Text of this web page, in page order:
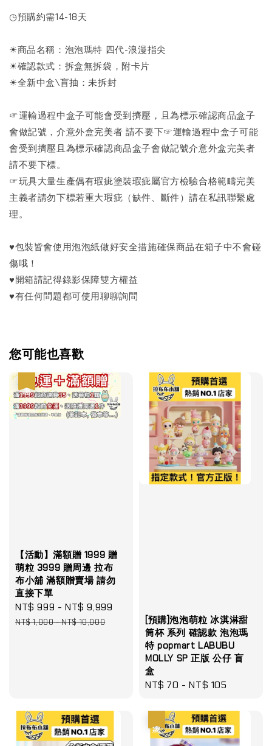
◷預購約需14-18天
☀商品名稱：泡泡瑪特 四代-浪漫指尖
☀確認款式：拆盒無拆袋，附卡片
☀全新中盒\盲抽：未拆封
☞運輸過程中盒子可能會受到擠壓，且為標示確認商品盒子
會做記號，介意外盒完美者 請不要下☞運輸過程中盒子可能
會受到擠壓且為標示確認商品盒子會做記號介意外盒完美者
請不要下標。
☞玩具大量生產偶有瑕疵塗裝瑕疵屬官方檢驗合格範疇完美
主義者請勿下標若重大瑕疵（缺件、斷件）請在私訊聯繫處
理。
♥包裝皆會使用泡泡紙做好安全措施確保商品在箱子中不會碰
傷哦！
♥開箱請記得錄影保障雙方權益
♥有任何問題都可使用聊聊詢問
您可能也喜歡
【活動】滿額贈 1999 贈
萌粒 3999 贈周邊 拉布
布小舖 滿額贈賣場 請勿
直接下單
Sale
price
NT$ 999 -NT$ 9,999
NT$ 1,000-NT$ 10,000
[預購]泡泡萌粒 冰淇淋甜
筒杯 系列 確認款 泡泡瑪
特 popmart LABUBU
MOLLY SP 正版 公仔 盲
盒
Regular
NT$ 70 -NT$ 105